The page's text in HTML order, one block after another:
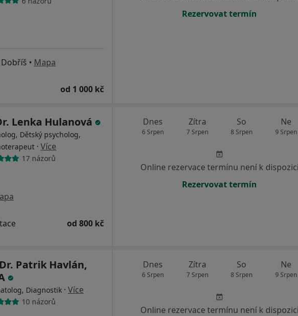
• Mapa
od 1 000 kč
Rezervovat termín
Lenka Hulanová
Dětský psycholog,
· Více
17 názorů
od 800 kč
Dnes
6 Srpen
Zítra
7 Srpen
So
8 Srpen
Ne
9 Srpen
Online rezervace termínu není k dispozici
Rezervovat termín
Patrik Havlán,
Diagnostik · Více
10 názorů
Dnes
6 Srpen
Zítra
7 Srpen
So
8 Srpen
Ne
9 Srpen
Online rezervace termínu není k dispozici